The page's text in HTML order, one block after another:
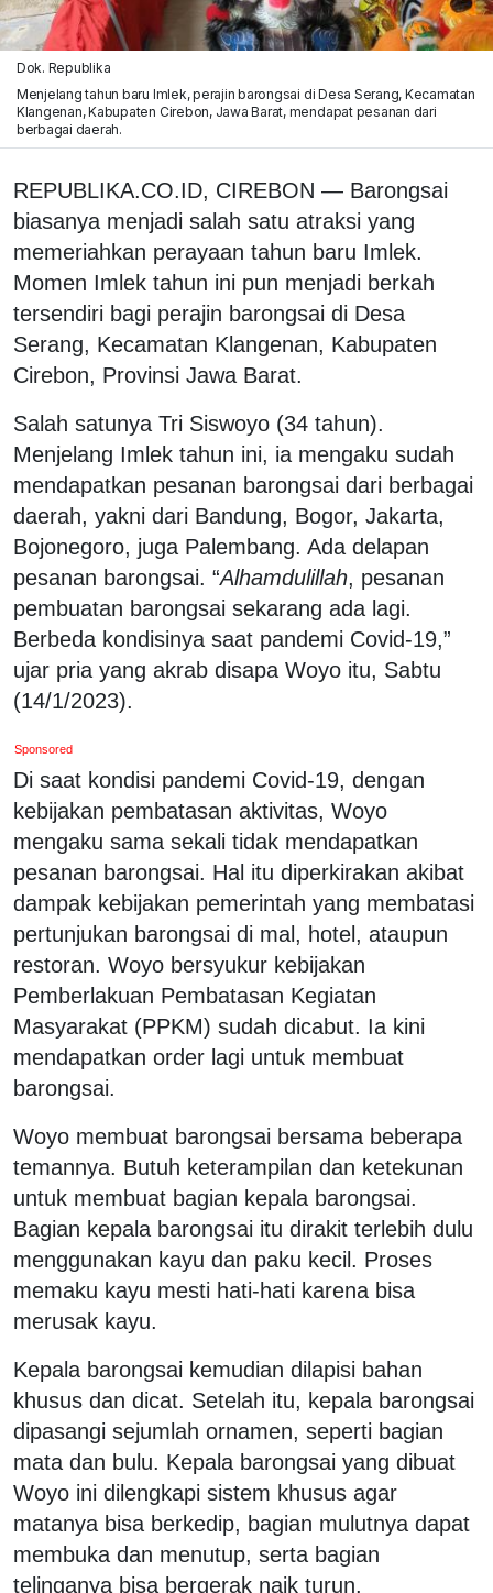
Dok. Republika
Menjelang tahun baru Imlek, perajin barongsai di Desa Serang, Kecamatan
Klangenan, Kabupaten Cirebon, Jawa Barat, mendapat pesanan dari
berbagai daerah.
REPUBLIKA.CO.ID, CIREBON — Barongsai
biasanya menjadi salah satu atraksi yang
memeriahkan perayaan tahun baru Imlek.
Momen Imlek tahun ini pun menjadi berkah
tersendiri bagi perajin barongsai di Desa
Serang, Kecamatan Klangenan, Kabupaten
Cirebon, Provinsi Jawa Barat.
Salah satunya Tri Siswoyo (34 tahun).
Menjelang Imlek tahun ini, ia mengaku sudah
mendapatkan pesanan barongsai dari berbagai
daerah, yakni dari Bandung, Bogor, Jakarta,
Bojonegoro, juga Palembang. Ada delapan
pesanan barongsai. “Alhamdulillah, pesanan
pembuatan barongsai sekarang ada lagi.
Berbeda kondisinya saat pandemi Covid-19,”
ujar pria yang akrab disapa Woyo itu, Sabtu
(14/1/2023).
Sponsored
Di saat kondisi pandemi Covid-19, dengan
kebijakan pembatasan aktivitas, Woyo
mengaku sama sekali tidak mendapatkan
pesanan barongsai. Hal itu diperkirakan akibat
dampak kebijakan pemerintah yang membatasi
pertunjukan barongsai di mal, hotel, ataupun
restoran. Woyo bersyukur kebijakan
Pemberlakuan Pembatasan Kegiatan
Masyarakat (PPKM) sudah dicabut. Ia kini
mendapatkan order lagi untuk membuat
barongsai.
Woyo membuat barongsai bersama beberapa
temannya. Butuh keterampilan dan ketekunan
untuk membuat bagian kepala barongsai.
Bagian kepala barongsai itu dirakit terlebih dulu
menggunakan kayu dan paku kecil. Proses
memaku kayu mesti hati-hati karena bisa
merusak kayu.
Kepala barongsai kemudian dilapisi bahan
khusus dan dicat. Setelah itu, kepala barongsai
dipasangi sejumlah ornamen, seperti bagian
mata dan bulu. Kepala barongsai yang dibuat
Woyo ini dilengkapi sistem khusus agar
matanya bisa berkedip, bagian mulutnya dapat
membuka dan menutup, serta bagian
telinganya bisa bergerak naik turun.